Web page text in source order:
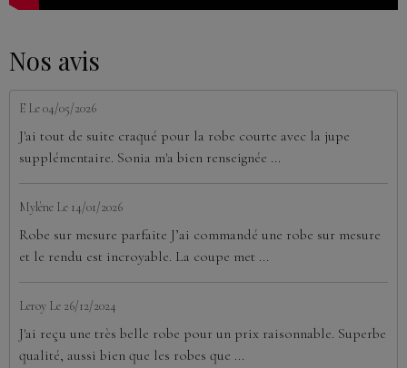
Nos avis
E Le 04/05/2026
J'ai tout de suite craqué pour la robe courte avec la jupe
supplémentaire. Sonia m'a bien renseignée ...
Mylène Le 14/01/2026
Robe sur mesure parfaite J’ai commandé une robe sur mesure
et le rendu est incroyable. La coupe met ...
Leroy Le 26/12/2024
J'ai reçu une très belle robe pour un prix raisonnable. Superbe
qualité, aussi bien que les robes que ...